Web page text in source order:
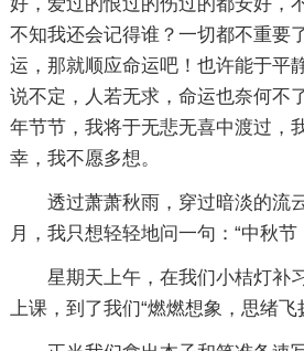
不知我还会记得谁？一切都不重要
运，那就顺应命运吧！也许能于平
说不定，人若无求，命运也奈何不
年节节，我将于无悲无喜中渡过，
幸，我不愿多想。
透过萧萧秋雨，穿过暗淡的流
月，我只想轻轻地问一句：“中秋节
星期天上午，在我们小桔灯补
上课，到了我们“燃燃想象，思绪飞